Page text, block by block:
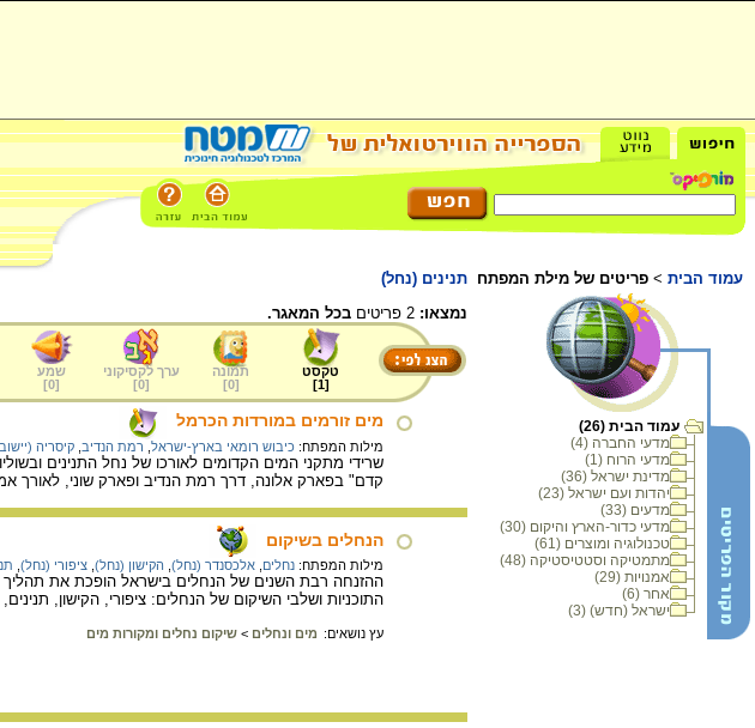
עמוד הבית > פריטים של מילת המפתח תנינים (נחל)
עמוד הבית (26)
מדעי החברה (4)
מדעי הרוח (1)
מדינת ישראל (36)
יהדות ועם ישראל (23)
מדעים (33)
מדעי כדור-הארץ והיקום (30)
טכנולוגיה ומוצרים (61)
מתמטיקה וסטטיסטיקה (48)
אמנויות (29)
אחר (6)
ישראל (חדש) (3)
נמצאו: בכל המאגר.
טקסט
[
1
]
תמונה
[
0
]
ערך לקסיקוני
[
0
]
שמע
[
0
]
מים זורמים במורדות הכרמל
מילות המפתח: כיבוש רומאי בארץ-ישראל רמת הנדיב קיסריה
שרידי מתקני המים הקדומים לאורכו של נחל התנינים
קדם" בפארק אלונה, דרך רמת הנדיב ופארק שוני, לאורך
הנחלים בשיקום
מילות המפתח: נחלים אלכסנדר (נחל) הקישון (נחל) ציפורי (נחל)
ההזנחה רבת השנים של הנחלים בישראל הופכת את תהליך
התוכניות ושלבי השיקום של הנחלים: ציפורי, הקישון,
עץ נושאים: מים ונחלים > שיקום נחלים ומקורות מים